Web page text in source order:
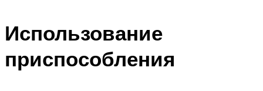
Использование
приспособления